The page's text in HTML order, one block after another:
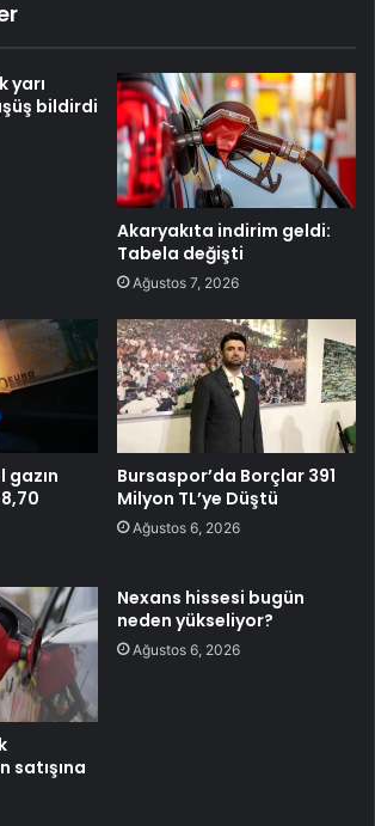
yarı
bildirdi
Akaryakıta indirim geldi:
Tabela değişti
Ağustos 7, 2026
gazın
Bursaspor’da Borçlar 391
Milyon TL’ye Düştü
Ağustos 6, 2026
satışına
Nexans hissesi bugün
neden yükseliyor?
Ağustos 6, 2026